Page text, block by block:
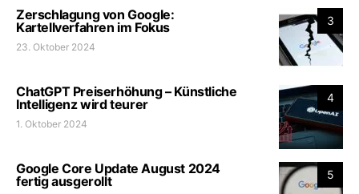
3
Zerschlagung von Google:
Kartellverfahren im Fokus
23. Oktober 2024
4
ChatGPT Preiserhöhung – Künstliche
Intelligenz wird teurer
1. Oktober 2024
5
Google Core Update August 2024
fertig ausgerollt